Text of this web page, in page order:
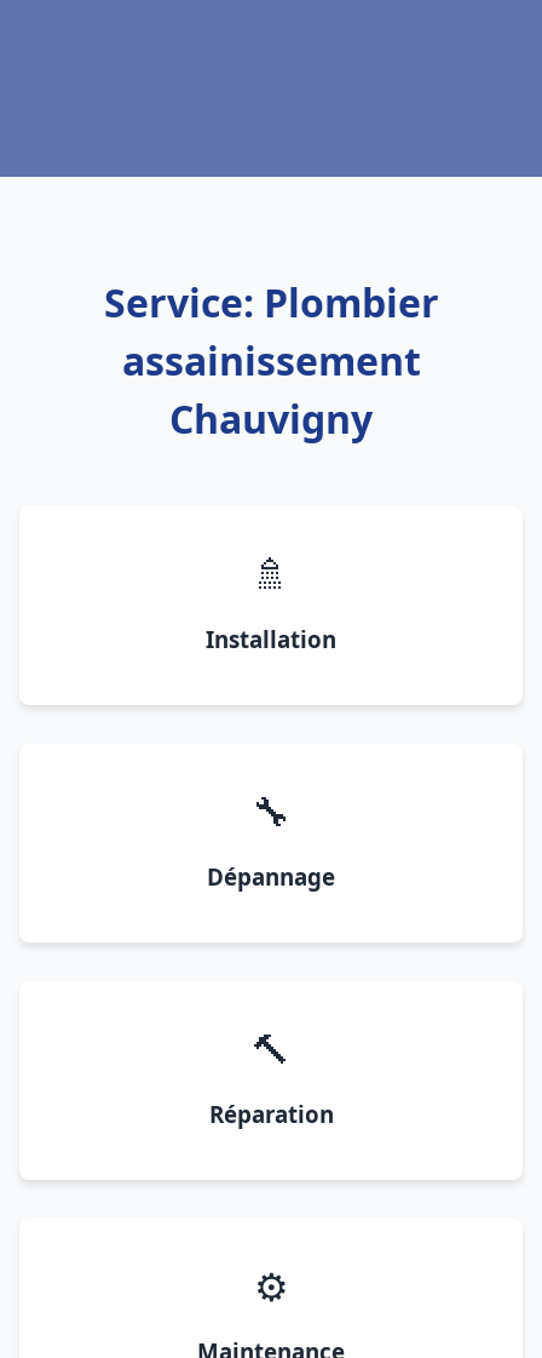
Service: Plombier
assainissement
Chauvigny
🚿
Installation
🔧
Dépannage
🔨
Réparation
⚙️
Maintenance